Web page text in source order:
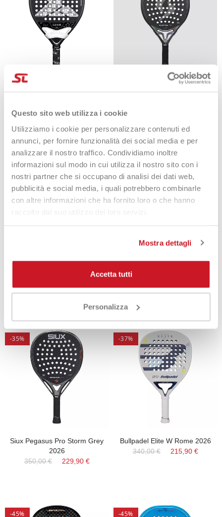
Questo sito web utilizza i cookie
Utilizziamo i cookie per personalizzare contenuti ed
annunci, per fornire funzionalità dei social media e per
analizzare il nostro traffico. Condividiamo inoltre
informazioni sul modo in cui utilizza il nostro sito con i
nostri partner che si occupano di analisi dei dati web,
pubblicità e social media, i quali potrebbero combinarle
con altre informazioni che ha fornito loro o che hanno
Mostra dettagli
Accetta tutti
Personalizza
Agustín Tapia
-38% -32%
350,00 €
239,00 €
-35%
Siux Pegasus Pro Storm Grey
2026
350,00 €
229,90 €
-37%
Bullpadel Elite W Rome 2026
340,00 €
215,90 €
-45% -45%